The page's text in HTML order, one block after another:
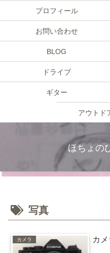
ほちょの
プロフィール
お問い合わせ
BLOG
ドライブ
ギター
アウトド
写真
カメラ カメ